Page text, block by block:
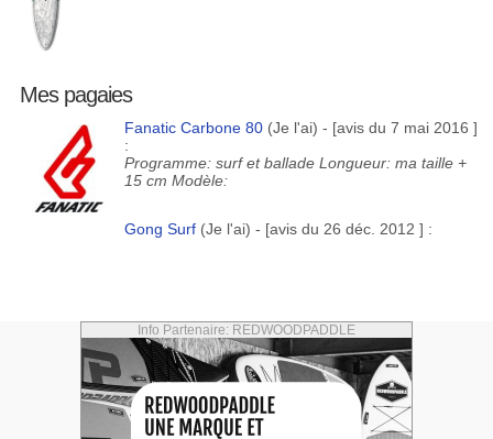
Mes pagaies
Fanatic Carbone 80(Je l'ai) - [avis du 7 mai 2016 ]
:
Programme: surf et ballade Longueur: ma taille +
15 cm Modèle:
Gong Surf(Je l'ai) - [avis du 26 déc. 2012 ] :
Info Partenaire: REDWOODPADDLE